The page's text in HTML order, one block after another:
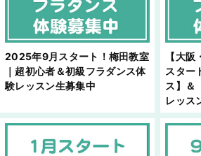
2025年9月スタート！梅田教室
｜超初心者＆初級フラダンス体
験レッスン生募集中
【大
スター
ス】＆
レッス